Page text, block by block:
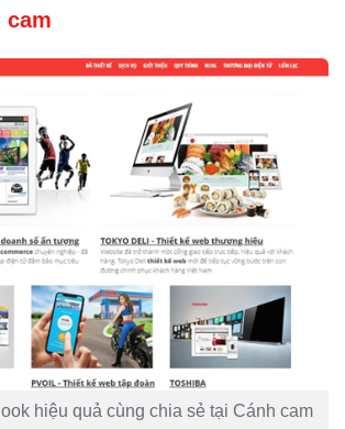
cam
hiệu quả cùng chia sẻ tại Cánh cam